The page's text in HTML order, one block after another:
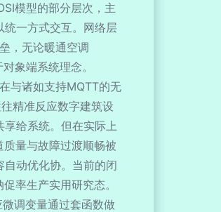
模型的部分层次，主
一方式交互。网络层
，无论暖通空调
象端系统理念。
与诸如支持MQTT的无
精准反应数字建筑设
给系统。但在实际上
量与故障过渡顺畅被
动优化协。当前的闭
率生产实用研究态。
调变量通过套函数做